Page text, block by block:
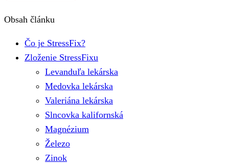
Obsah článku
Čo je StressFix?
Zloženie StressFixu
Levanduľa lekárska
Medovka lekárska
Valeriána lekárska
Slncovka kalifornská
Magnézium
Železo
Zinok